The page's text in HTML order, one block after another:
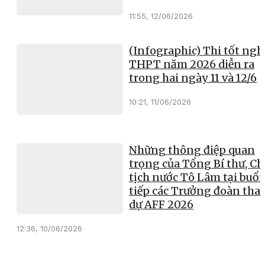
11:55, 12/06/2026
(Infographic) Thi tốt
THPT năm 2026 diễn ra
trong hai ngày 11 và 12/6
10:21, 11/06/2026
Những thông điệp quan
trọng của Tổng Bí thư,
tịch nước Tô Lâm tại buổi
tiếp các Trưởng đoàn
dự AFF 2026
12:36, 10/06/2026